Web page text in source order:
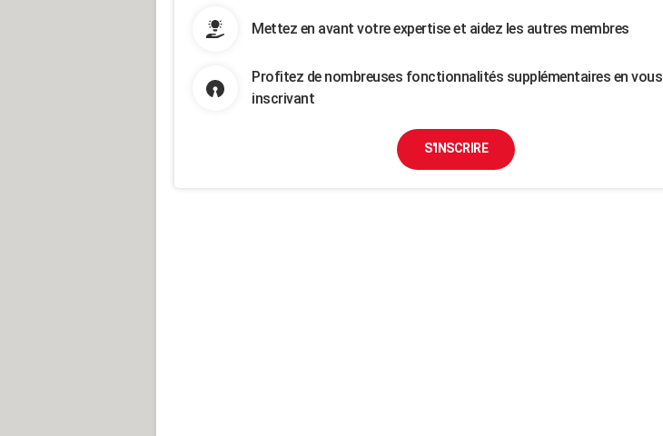
Mettez en avant votre expertise et aidez les autres membres
Profitez de nombreuses fonctionnalités supplémentaires en vous
inscrivant
S'INSCRIRE